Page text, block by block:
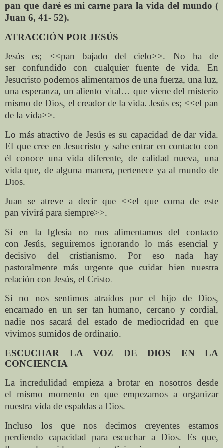
pan que daré es mi carne para la vida del mundo (
Juan 6, 41- 52).
ATRACCIÓN POR JESÚS
Jesús es; <<pan bajado del cielo>>. No ha de
ser confundido con cualquier fuente de vida. En
Jesucristo podemos alimentarnos de una fuerza, una luz,
una esperanza, un aliento vital… que viene del misterio
mismode Dios, el creador de la vida. Jesús es; <<el pan
de la vida>>.
Lo más atractivo de Jesús es su capacidad de dar vida.
El que cree en Jesucristo y sabe entrar en contacto con
él conoce una vida diferente, de calidad nueva, una
vidaque, de alguna manera, pertenece ya al mundo de
Dios.
Juan se atreve a decir que <<el que coma de este
pan vivirá para siempre>>.
Si en la Iglesia no nos alimentamos del contacto
con Jesús, seguiremos ignorando lo más esencial y
decisivo del cristianismo. Por eso nada hay
pastoralmente más urgente que cuidar bien nuestra
relación con Jesús, el Cristo.
Si no nos sentimos atraídos por el hijo de Dios,
encarnadoen un ser tan humano, cercano y cordial,
nadie nos sacará del estado de mediocridad en que
vivimos sumidos de ordinario.
ESCUCHAR LA VOZ DE DIOS EN LA
CONCIENCIA
La incredulidad empieza a brotar en nosotros desde
el mismo momento en que empezamos a organizar
nuestra vida de espaldas a Dios.
Incluso los que nos decimos creyentes estamos
perdiendocapacidad para escuchar a Dios. Es que,